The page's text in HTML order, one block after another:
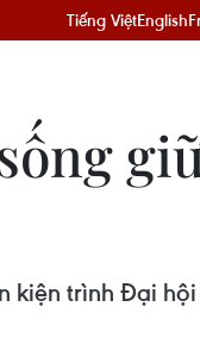
Tiếng ViệtEnglish
kiện trình Đại